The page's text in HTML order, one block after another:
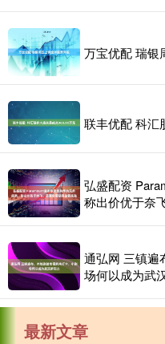
万宝优配 瑞银
联丰优配 科汇
弘盛配资
称出价优于奈
通弘网 三镇遍
场何以成为武
最新文章